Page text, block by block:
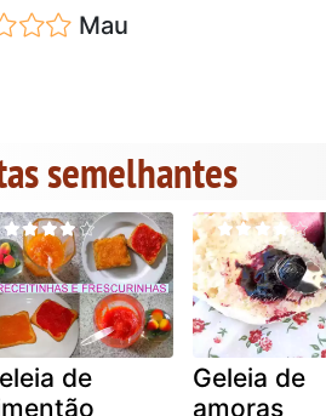
Mau
semelhantes
de
Geleia de
amoras